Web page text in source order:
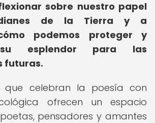
sobre nuestro papel
de la Tierra y a
podemos proteger y
esplendor para las
futuras.
que celebran la poesía con
ofrecen un espacio
pensadores y amantes